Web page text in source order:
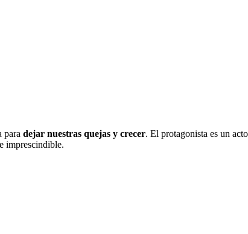
para dejar nuestras quejas y crecer. El protagonista es un
imprescindible.